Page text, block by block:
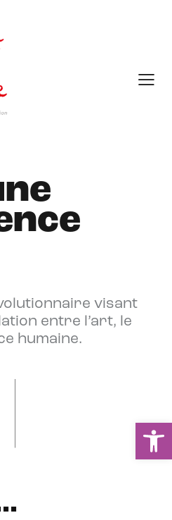
visant
entre l’art, le
humaine.